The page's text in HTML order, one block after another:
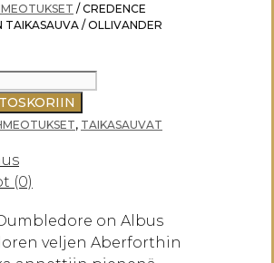
/ CREDENCE
TAIKASAUVA / OLLIVANDER
, TAIKASAUVAT
(0)
on Albus
veljen Aberforthin